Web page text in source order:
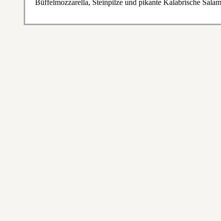
Büffelmozzarella, Steinpilze und pikante Kalabrische